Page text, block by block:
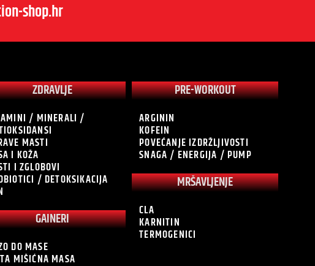
shop.hr
ZDRAVLJE
/ MINERALI /
MASTI
I KOŽA
I ZGLOBOVI
/ DETOKSIKACIJA
GAINERI
DO MASE
MIŠIĆNA MASA
PRE-WORKOUT
ARGININ
KOFEIN
POVEĆANJE IZDRŽLJIVOSTI
SNAGA / ENERGIJA / PUMP
MRŠAVLJENJE
CLA
KARNITIN
TERMOGENICI